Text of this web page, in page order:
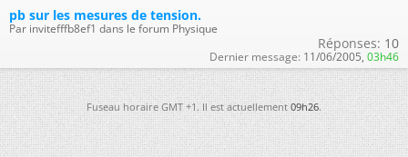
pb sur les mesures de tension.
Par invitefffb8ef1 dans le forum Physique
Réponses: 10
Dernier message: 11/06/2005, 03h46
Fuseau horaire GMT +1. Il est actuellement09h26.